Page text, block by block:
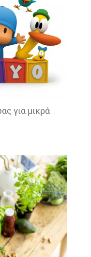
για μικρά